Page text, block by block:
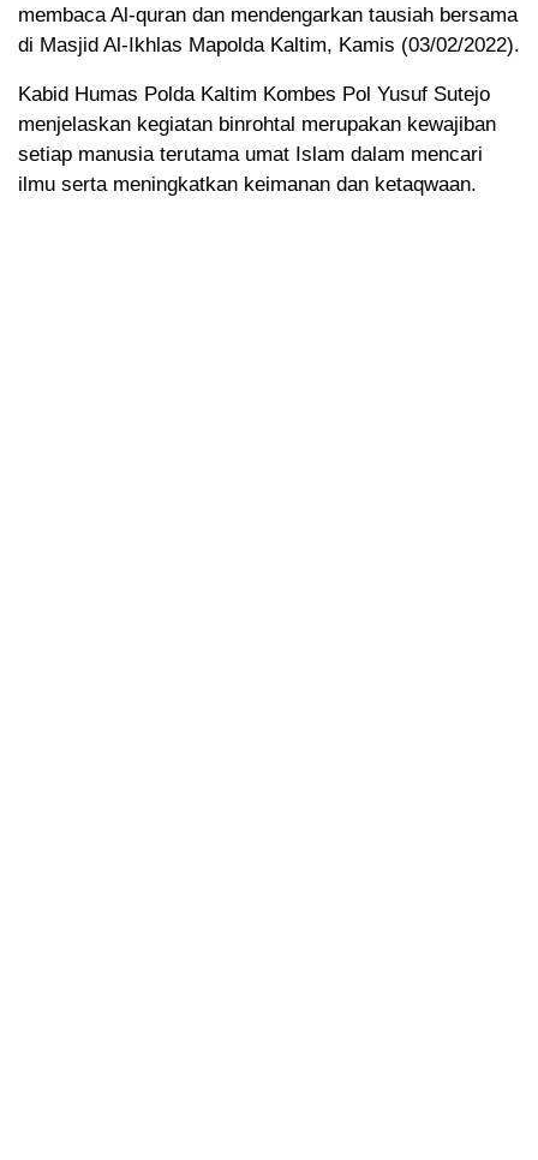
membaca Al-quran dan mendengarkan tausiah bersama
di Masjid Al-Ikhlas Mapolda Kaltim, Kamis (03/02/2022).
Kabid Humas Polda Kaltim Kombes Pol Yusuf Sutejo
menjelaskan kegiatan binrohtal merupakan kewajiban
setiap manusia terutama umat Islam dalam mencari
ilmu serta meningkatkan keimanan dan ketaqwaan.